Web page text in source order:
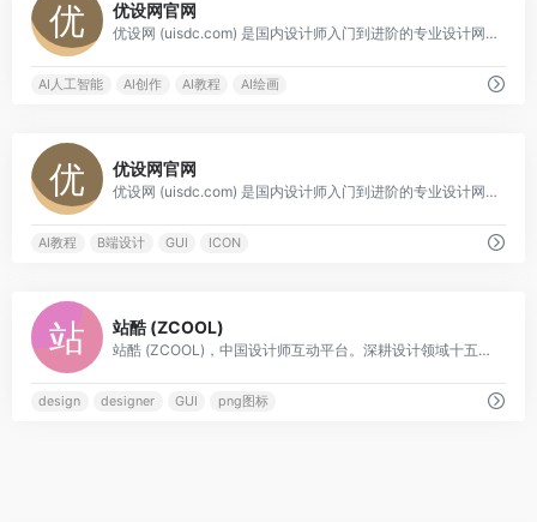
优设网官网
优设网 (uisdc.com) 是国内设计师入门到进阶的专业设计网站。设计内容全面及时，全网粉丝过千万。专注前沿设计趋势和设计方法论，拥有原创独家设计内容和设计师网站导航。提供灵感素材、UI设计、平面设计、网页设计、电商设计、设计软件、SDC网站推荐。
AI人工智能 AI创作 AI教程 AI绘画
优设网官网
优设网 (uisdc.com) 是国内设计师入门到进阶的专业设计网站。设计内容全面及时，全网粉丝过千万。专注前沿设计趋势和设计方法论，拥有原创独家设计内容和设计师网站导航。提供灵感素材、UI设计、平面设计、网页设计、电商设计、设计软件、SDC网站推荐。
AI教程 B端设计 GUI ICON
站酷 (ZCOOL)
站酷 (ZCOOL)，中国设计师互动平台。深耕设计领域十五年，站酷聚集了1300万设计师、摄影师、插画师、艺术家、创意人，设计创意群体中具有较高的影响力与号召力。
design designer GUI png图标